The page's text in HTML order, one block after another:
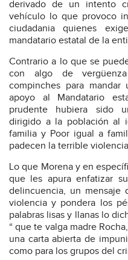
derivado de un intento
vehículo lo que provoco
ciudadania quienes
mandatario estatal de la
Contrario a lo que se
con algo de
compinches para
apoyo al Mandatario
prudente hubiera sido
dirigido a la población al
familia y Poor igual a
padecen la terrible
Lo que Morena y en
que les apura enfatizar
delincuencia, un mensaje
violencia y pondera los
palabras lisas y llanas lo
“ que te valga madre
una carta abierta de
como para los grupos del